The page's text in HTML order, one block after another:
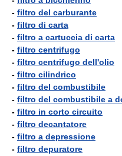
- filtro del carburante
- filtro di carta
- filtro a cartuccia di carta
- filtro centrifugo
- filtro centrifugo dell'olio
- filtro cilindrico
- filtro del combustibile
- filtro del combustibile a
- filtro in corto circuito
- filtro decantatore
- filtro a depressione
- filtro depuratore